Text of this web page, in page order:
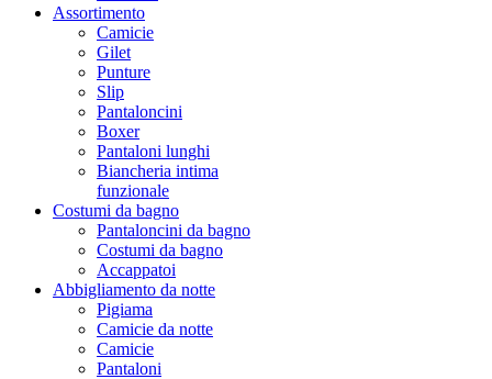
Assortimento
Camicie
Gilet
Punture
Slip
Pantaloncini
Boxer
Pantaloni lunghi
Biancheria intima
funzionale
Costumi da bagno
Pantaloncini da bagno
Costumi da bagno
Accappatoi
Abbigliamento da notte
Pigiama
Camicie da notte
Camicie
Pantaloni